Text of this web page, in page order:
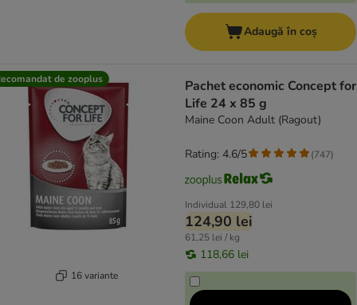
Adaugă în coș
de zooplus
16 variante
Pachet economic Concept for
Life 24 x 85 g
Maine Coon Adult (Ragout)
Individual 129,80 lei
124,90 lei
61,25 lei / kg
118,66 lei
Rating: 4.6/5 (747)